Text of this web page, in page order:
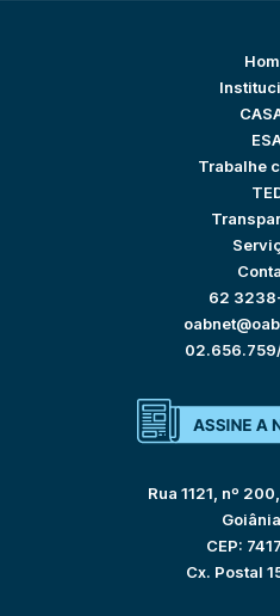
Trabalhe
62
Rua 1121, nº
CEP:
Cx. Postal